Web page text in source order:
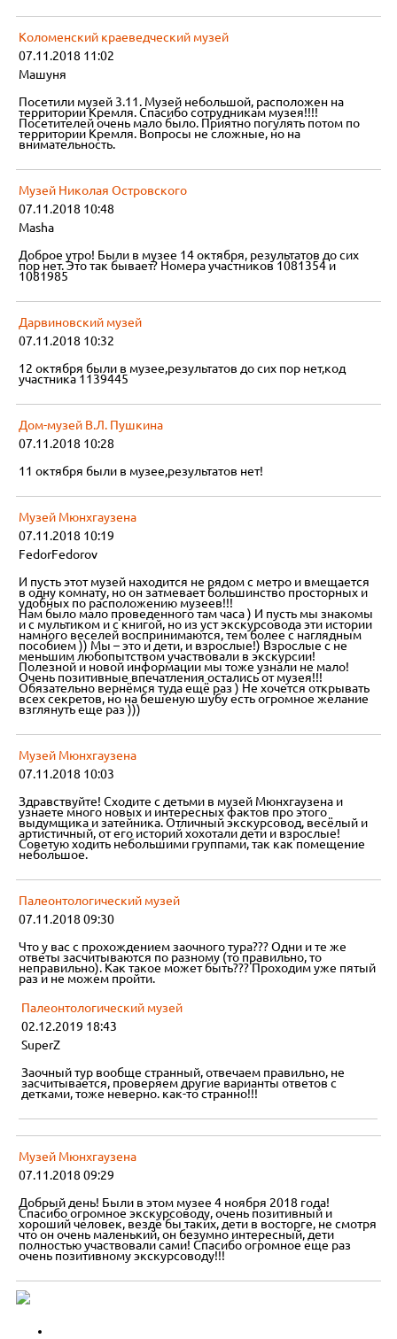
Коломенский краеведческий музей
07.11.2018 11:02
Машуня
Посетили музей 3.11. Музей небольшой, расположен на
территории Кремля. Спасибо сотрудникам музея!!!!
Посетителей очень мало было. Приятно погулять потом по
территории Кремля. Вопросы не сложные, но на
внимательность.
Музей Николая Островского
07.11.2018 10:48
Masha
Доброе утро! Были в музее 14 октября, результатов до сих
пор нет. Это так бывает? Номера участников 1081354 и
1081985
Дарвиновский музей
07.11.2018 10:32
12 октября были в музее,результатов до сих пор нет,код
участника 1139445
Дом-музей В.Л. Пушкина
07.11.2018 10:28
11 октября были в музее,результатов нет!
Музей Мюнхгаузена
07.11.2018 10:19
FedorFedorov
И пусть этот музей находится не рядом с метро и вмещается
в одну комнату, но он затмевает большинство просторных и
удобных по расположению музеев!!!
Нам было мало проведенного там часа ) И пусть мы знакомы
и с мультиком и с книгой, но из уст экскурсовода эти истории
намного веселей воспринимаются, тем более с наглядным
пособием )) Мы – это и дети, и взрослые!) Взрослые с не
меньшим любопытством участвовали в экскурсии!
Полезной и новой информации мы тоже узнали не мало!
Очень позитивные впечатления остались от музея!!!
Обязательно вернёмся туда ещё раз ) Не хочется открывать
всех секретов, но на бешеную шубу есть огромное желание
взглянуть еще раз )))
Музей Мюнхгаузена
07.11.2018 10:03
Здравствуйте! Сходите с детьми в музей Мюнхгаузена и
узнаете много новых и интересных фактов про этого
выдумщика и затейника. Отличный экскурсовод, весёлый и
артистичный, от его историй хохотали дети и взрослые!
Советую ходить небольшими группами, так как помещение
небольшое.
Палеонтологический музей
07.11.2018 09:30
Что у вас с прохождением заочного тура??? Одни и те же
ответы засчитываются по разному (то правильно, то
неправильно). Как такое может быть??? Проходим уже пятый
раз и не можем пройти.
Палеонтологический музей
02.12.2019 18:43
SuperZ
Заочный тур вообще странный, отвечаем правильно, не
засчитывается, проверяем другие варианты ответов с
детками, тоже неверно. как-то странно!!!
Музей Мюнхгаузена
07.11.2018 09:29
Добрый день! Были в этом музее 4 ноября 2018 года!
Спасибо огромное экскурсоводу, очень позитивный и
хороший человек, везде бы таких, дети в восторге, не смотря
что он очень маленький, он безумно интересный, дети
полностью участвовали сами! Спасибо огромное еще раз
очень позитивному экскурсоводу!!!